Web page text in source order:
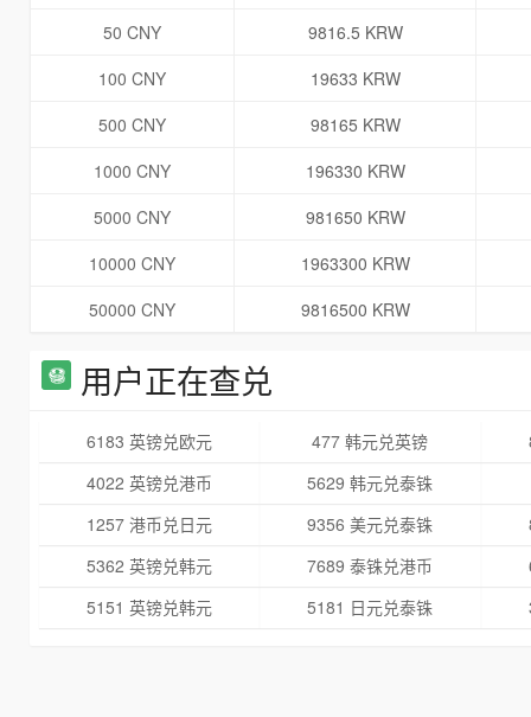
50 CNY
9816.5 KRW
100 CNY
19633 KRW
500 CNY
98165 KRW
1000 CNY
196330 KRW
5000 CNY
981650 KRW
10000 CNY
1963300 KRW
50000 CNY
9816500 KRW
用户正在查兑
6183 英镑兑欧元 477 韩元兑英镑
4022 英镑兑港币
5629 韩元兑泰铢
1257 港币兑日元
9356 美元兑泰铢
5362 英镑兑韩元
7689 泰铢兑港币
5151 英镑兑韩元
5181 日元兑泰铢